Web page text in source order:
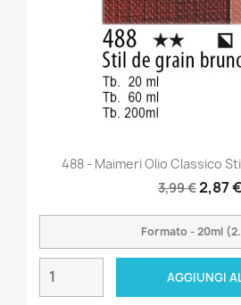
488 - Maimeri Olio Classico
3,99 €2,87 €
AGGIUNGI